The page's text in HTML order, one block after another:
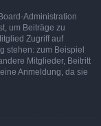
Administration
um Beiträge zu
Zugriff auf
stehen: zum Beispiel
Mitglieder, Beitritt
Anmeldung, da sie